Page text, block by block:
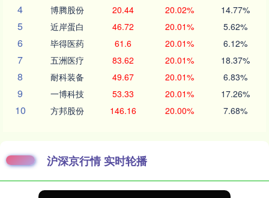
4 博腾股份 20.44 20.02% 14.77%
5 近岸蛋白 46.72 20.01% 5.62%
6 毕得医药 61.6 20.01% 6.12%
7 五洲医疗 83.62 20.01% 18.37%
8 耐科装备 49.67 20.01% 6.83%
9 一博科技 53.33 20.01% 17.26%
10 方邦股份 146.16 20.00% 7.68%
沪深京行情 实时轮播